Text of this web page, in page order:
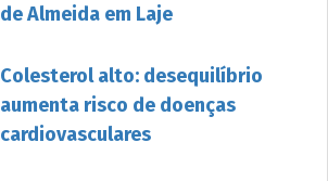
de Almeida em Laje
Colesterol alto: desequilíbrio
aumenta risco de doenças
cardiovasculares